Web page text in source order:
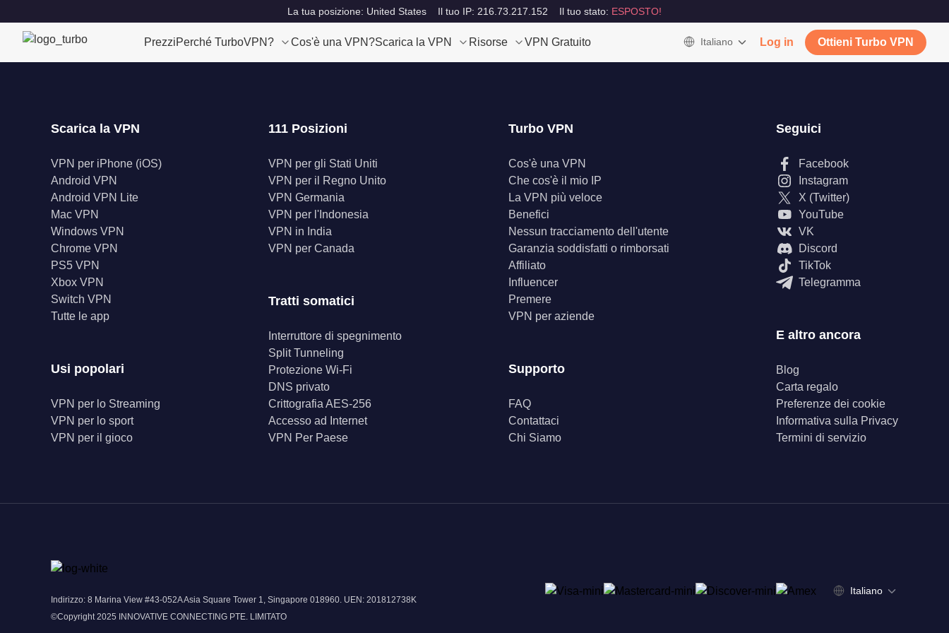
La tua posizione: United States Il tuo IP: 216.73.217.152 Il tuo stato: ESPOSTO!
PrezziPerché TurboVPN? Cos'è una VPN?Scarica la VPN Risorse VPN Gratuito Italiano Log in Ottieni Turbo VPN
Scarica la VPN
VPN per iPhone (iOS)
Android VPN
Android VPN Lite
Mac VPN
Windows VPN
Chrome VPN
PS5 VPN
Xbox VPN
Switch VPN
Tutte le app
Usi popolari
VPN per lo Streaming
VPN per lo sport
VPN per il gioco
111 Posizioni
VPN per gli Stati Uniti
VPN per il Regno Unito
VPN Germania
VPN per l'Indonesia
VPN in India
VPN per Canada
Tratti somatici
Interruttore di spegnimento
Split Tunneling
Protezione Wi-Fi
DNS privato
Crittografia AES-256
Accesso ad Internet
VPN Per Paese
Turbo VPN
Cos'è una VPN
Che cos'è il mio IP
La VPN più veloce
Benefici
Nessun tracciamento dell'utente
Garanzia soddisfatti o rimborsati
Affiliato
Influencer
Premere
VPN per aziende
Supporto
FAQ
Contattaci
Chi Siamo
Seguici
Facebook
Instagram
X (Twitter)
YouTube
VK
Discord
TikTok
Telegramma
E altro ancora
Blog
Carta regalo
Preferenze dei cookie
Informativa sulla Privacy
Termini di servizio
Indirizzo: 8 Marina View #43-052A Asia Square Tower 1, Singapore 018960. UEN: 201812738K
©Copyright 2025 INNOVATIVE CONNECTING PTE. LIMITATO
Italiano